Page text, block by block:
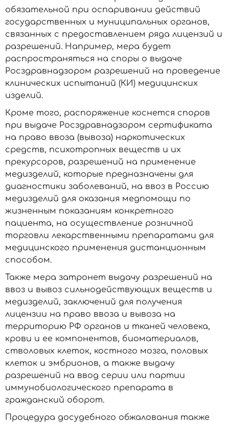
обязательной при оспаривании действий
государственных и муниципальных органов,
связанных с предоставлением ряда лицензий и
разрешений. Например, мера будет
распространяться на споры о выдаче
Росздравнадзором разрешений на проведение
клинических испытаний (КИ) медицинских
изделий.
Кроме того, распоряжение коснется споров
при выдаче Росздравнадзором сертификата
на право ввоза (вывоза) наркотических
средств, психотропных веществ и их
прекурсоров, разрешений на применение
медизделий, которые предназначены для
диагностики заболеваний, на ввоз в Россию
медизделий для оказания медпомощи по
жизненным показаниям конкретного
пациента, на осуществление розничной
торговли лекарственными препаратами для
медицинского применения дистанционным
способом.
Также мера затронет выдачу разрешений на
ввоз и вывоз сильнодействующих веществ и
медизделий, заключений для получения
лицензии на право ввоза и вывоза на
территорию РФ органов и тканей человека,
крови и ее компонентов, биоматериалов,
стволовых клеток, костного мозга, половых
клеток и эмбрионов, а также выдачу
разрешений на ввод серии или партии
иммунобиологического препарата в
гражданский оборот.
Процедура досудебного обжалования также